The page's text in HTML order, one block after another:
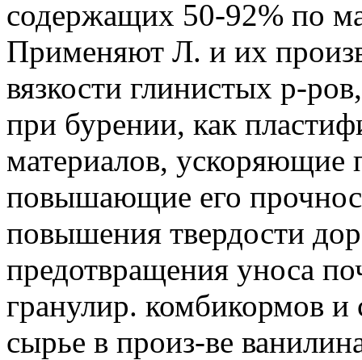
содержащих 50-92% по
Применяют Л. и их
вязкости глинистых р-
при бурении, как
материалов, ускоряющие
повышающие его
повышения твердости
предотвращения уноса
гранулир. комбикормов и
сырье в произ-ве